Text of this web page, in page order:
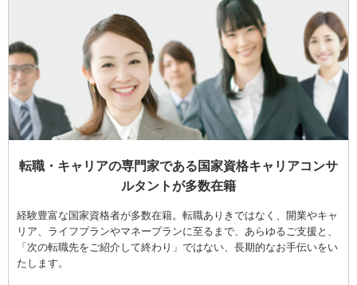
転職・キャリアの専門家である国家資格キャリアコンサ
ルタントが多数在籍
経験豊富な国家資格者が多数在籍。転職ありきではなく、開業やキャ
リア、ライフプランやマネープランに至るまで、あらゆるご支援と、
「次の転職先をご紹介して終わり」ではない、長期的なお手伝いをい
たします。